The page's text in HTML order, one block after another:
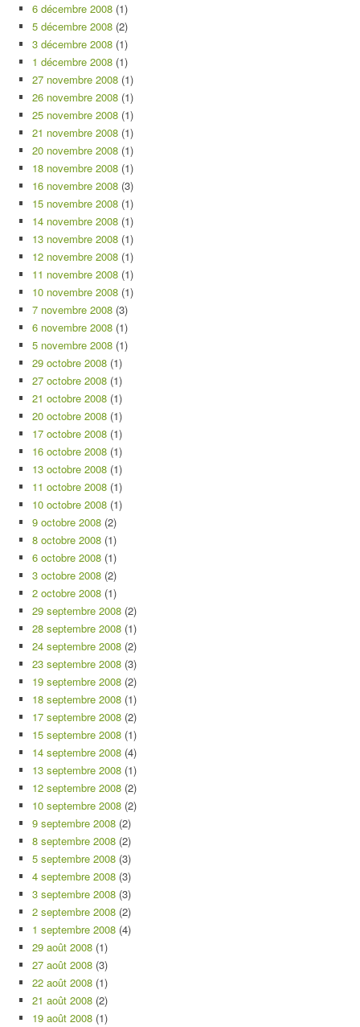
6 décembre 2008 (1)
5 décembre 2008 (2)
3 décembre 2008 (1)
1 décembre 2008 (1)
27 novembre 2008 (1)
26 novembre 2008 (1)
25 novembre 2008 (1)
21 novembre 2008 (1)
20 novembre 2008 (1)
18 novembre 2008 (1)
16 novembre 2008 (3)
15 novembre 2008 (1)
14 novembre 2008 (1)
13 novembre 2008 (1)
12 novembre 2008 (1)
11 novembre 2008 (1)
10 novembre 2008 (1)
7 novembre 2008 (3)
6 novembre 2008 (1)
5 novembre 2008 (1)
29 octobre 2008 (1)
27 octobre 2008 (1)
21 octobre 2008 (1)
20 octobre 2008 (1)
17 octobre 2008 (1)
16 octobre 2008 (1)
13 octobre 2008 (1)
11 octobre 2008 (1)
10 octobre 2008 (1)
9 octobre 2008 (2)
8 octobre 2008 (1)
6 octobre 2008 (1)
3 octobre 2008 (2)
2 octobre 2008 (1)
29 septembre 2008 (2)
28 septembre 2008 (1)
24 septembre 2008 (2)
23 septembre 2008 (3)
19 septembre 2008 (2)
18 septembre 2008 (1)
17 septembre 2008 (2)
15 septembre 2008 (1)
14 septembre 2008 (4)
13 septembre 2008 (1)
12 septembre 2008 (2)
10 septembre 2008 (2)
9 septembre 2008 (2)
8 septembre 2008 (2)
5 septembre 2008 (3)
4 septembre 2008 (3)
3 septembre 2008 (3)
2 septembre 2008 (2)
1 septembre 2008 (4)
29 août 2008 (1)
27 août 2008 (3)
22 août 2008 (1)
21 août 2008 (2)
19 août 2008 (1)